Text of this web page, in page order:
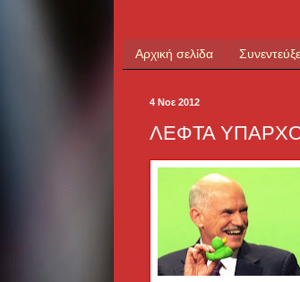
Αρχική σελίδα
4 Νοε 2012
ΛΕΦΤΑ